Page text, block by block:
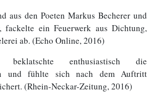
aus den Poeten Markus Becherer und
fackelte ein Feuerwerk aus Dichtung,
ab. (Echo Online, 2016)
enthusiastisch die
und fühlte sich nach dem Auftritt
(Rhein-Neckar-Zeitung, 2016)